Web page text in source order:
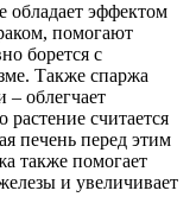
обладает эффектом
помогают
борется с
Также спаржа
облегчает
считается
печень перед этим
также помогает
и увеличивает